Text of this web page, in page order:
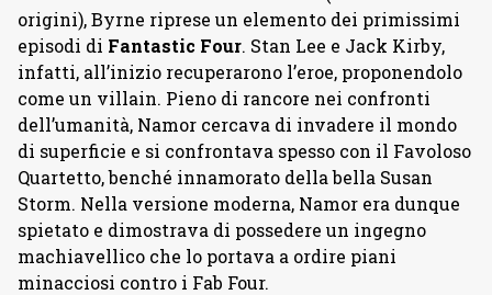
origini), Byrne riprese un elemento dei primissimi
episodi di Fantastic Four. Stan Lee e Jack Kirby,
infatti, all’inizio recuperarono l’eroe, proponendolo
come un villain. Pieno di rancore nei confronti
dell’umanità, Namor cercava di invadere il mondo
di superficie e si confrontava spesso con il Favoloso
Quartetto, benché innamorato della bella Susan
Storm. Nella versione moderna, Namor era dunque
spietato e dimostrava di possedere un ingegno
machiavellico che lo portava a ordire piani
minacciosi contro i Fab Four.